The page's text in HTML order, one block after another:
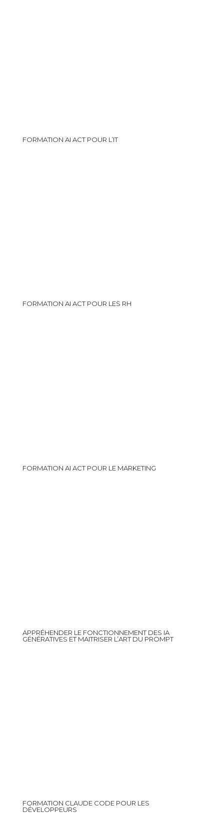
FORMATION AI ACT POUR L’IT
FORMATION AI ACT POUR LES RH
FORMATION AI ACT POUR LE MARKETING
APPRÉHENDER LE FONCTIONNEMENT DES IA
GÉNÉRATIVES ET MAITRISER L’ART DU PROMPT
FORMATION CLAUDE CODE POUR LES
DÉVELOPPEURS